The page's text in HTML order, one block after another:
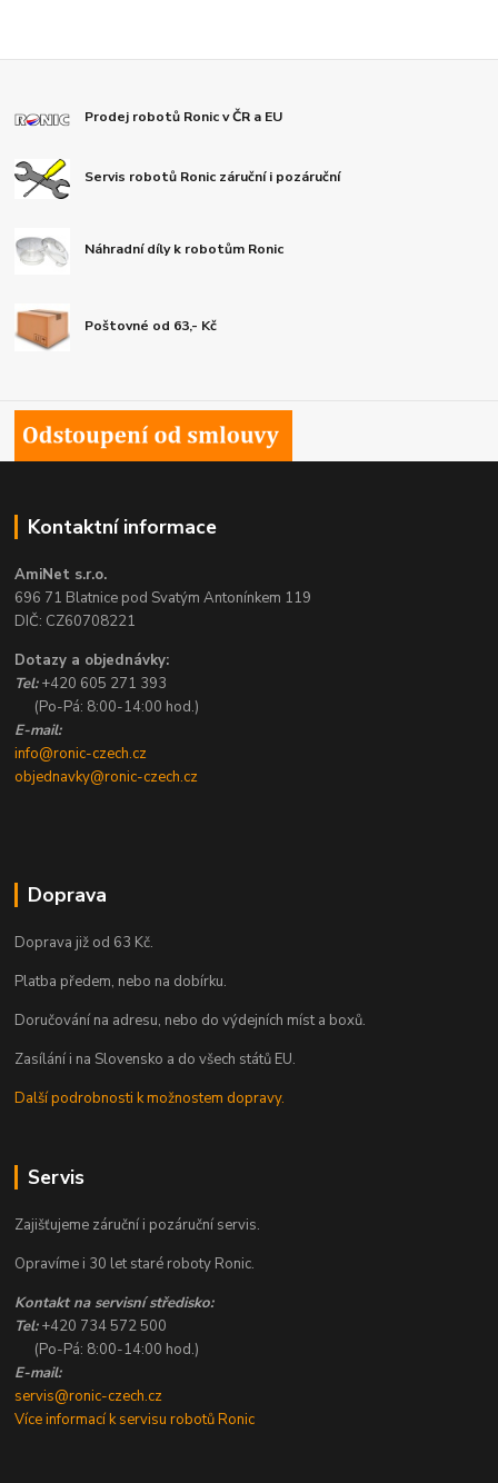
Prodej robotů Ronic v ČR a EU
Servis robotů Ronic záruční i pozáruční
Náhradní díly k robotům Ronic
Poštovné od 63,- Kč
Kontaktní informace
AmiNet s.r.o.
696 71 Blatnice pod Svatým Antonínkem 119
DIČ: CZ60708221
Dotazy a objednávky:
Tel:+420 605 271 393
(Po-Pá: 8:00-14:00 hod.)
E-mail:
info@ronic-czech.cz
objednavky@ronic-czech.cz
Doprava
Doprava již od 63 Kč.
Platba předem, nebo na dobírku.
Doručování na adresu, nebo do výdejních míst a boxů.
Zasílání i na Slovensko a do všech států EU.
Další podrobnosti k možnostem dopravy.
Servis
Zajišťujeme záruční i pozáruční servis.
Opravíme i 30 let staré roboty Ronic.
Kontakt na servisní středisko:
Tel:+420 734 572 500
(Po-Pá: 8:00-14:00 hod.)
E-mail:
servis@ronic-czech.cz
Více informací k servisu robotů Ronic